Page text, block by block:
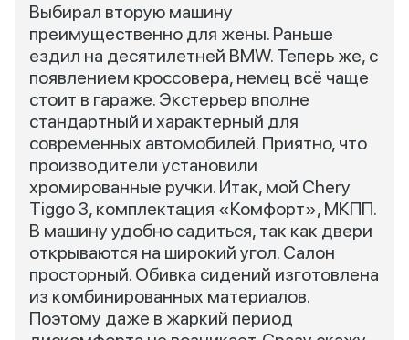
Выбирал вторую машину
преимущественно для жены. Раньше
ездил на десятилетней BMW. Теперь же, с
появлением кроссовера, немец всё чаще
стоит в гараже. Экстерьер вполне
стандартный и характерный для
современных автомобилей. Приятно, что
производители установили
хромированные ручки. Итак, мой Chery
Tiggo 3, комплектация «Комфорт», МКПП.
В машину удобно садиться, так как двери
открываются на широкий угол. Салон
просторный. Обивка сидений изготовлена
из комбинированных материалов.
Поэтому даже в жаркий период